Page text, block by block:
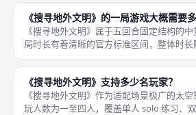
体系、动态太阳系机制、痕迹计分、科技
自学难度
《搜寻地外文明》的一局游戏大概需要
《搜寻地外文明》属于五回合固定结构的
局时长有着清晰的官方标准区间，整体时
度、对局策略深度灵活变化，不会出现无
况，适配成都桌游短时休闲与深度竞技两
回合结束对
《搜寻地外文明》支持多少名玩家？
《搜寻地外文明》作为适配场景极广的太
玩人数为一至四人，覆盖单人 solo 练习、